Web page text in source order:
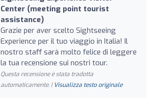
Center (meeting point tourist
assistance)
Grazie per aver scelto Sightseeing
Experience per il tuo viaggio in Italia! Il
nostro staff sarà molto felice di leggere
la tua recensione sui nostri tour.
Questa recensione è stata tradotta
automaticamente. | Visualizza testo originale